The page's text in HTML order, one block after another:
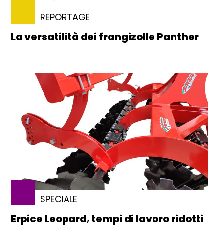
REPORTAGE
La versatilità dei frangizolle Panther
SPECIALE
Erpice Leopard, tempi di lavoro ridotti